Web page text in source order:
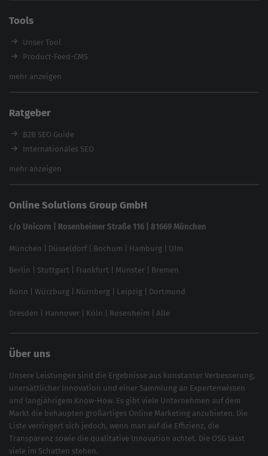
Enterprise SEO Agentur
Workshops
Tools
Unser Tool
Product-Feed-CMS
Website Analyse
Backlink-Check
Ladezeiten-Check
Brand Protection Tool
Website SEO Check
feed2content.ai
mehr anzeigen
Ratgeber
B2B SEO Guide
Internationales SEO
eCommerce SEO
In ChatGPT gefunden werden
Linkbuilding 2025
Local SEO
SEO für Online Shops
Brand Monitoring 2025
mehr anzeigen
Online Solutions Group GmbH
c/o Unicorn | Rosenheimer Straße 116 | 81669 München
München Düsseldorf| Bochum Hamburg Ulm
Berlin Stuttgart Frankfurt Münster Bremen
Bonn Würzburg Nürnberg Leipzig Dortmund
Dresden Hannover Köln Rosenheim Alle
Über uns
Unsere Leistungen sind die Ergebnisse aus konstanter Verbesserung,
unersättlicher Innovation und einer Sammlung an Expertenwissen
und langjährigem Know-How. Es gibt viele Unternehmen auf dem
Markt die behaupten großartiges Online Marketing anzubieten. Die
Liste verringert sich jedoch, wenn man auf die Effizienz, die
Transparenz sowie die qualitative Innovation achtet. Die OSG lässt
viele im Schatten stehen.